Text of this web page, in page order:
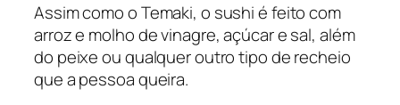
Assim como o Temaki, o sushi é feito com
arroz e molho de vinagre, açúcar e sal, além
do peixe ou qualquer outro tipo de recheio
que a pessoa queira.